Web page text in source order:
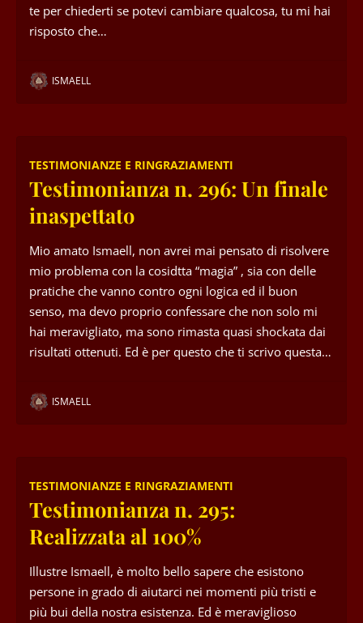
te per chiederti se potevi cambiare qualcosa, tu mi hai
risposto che…
ISMAELL
TESTIMONIANZE E RINGRAZIAMENTI
Testimonianza n. 296: Un finale
inaspettato
Mio amato Ismaell, non avrei mai pensato di risolvere
mio problema con la cosidtta “magia” , sia con delle
pratiche che vanno contro ogni logica ed il buon
senso, ma devo proprio confessare che non solo mi
hai meravigliato, ma sono rimasta quasi shockata dai
risultati ottenuti. Ed è per questo che ti scrivo questa…
ISMAELL
TESTIMONIANZE E RINGRAZIAMENTI
Testimonianza n. 295:
Realizzata al 100%
Illustre Ismaell, è molto bello sapere che esistono
persone in grado di aiutarci nei momenti più tristi e
più bui della nostra esistenza. Ed è meraviglioso